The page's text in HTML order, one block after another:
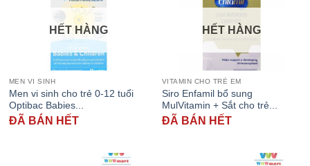
HẾT HÀNG
MEN VI SINH
Men vi sinh cho trẻ 0-12 tuổi
Optibac Babies...
ĐÃ BÁN HẾT
HẾT HÀNG
VITAMIN CHO TRẺ EM
Siro Enfamil bổ sung
MulVitamin + Sắt cho trẻ...
ĐÃ BÁN HẾT